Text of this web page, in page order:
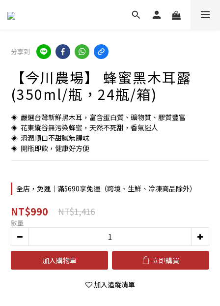
分享到
【今川農場】 蜂蜜黑木耳露
(350ml/瓶，24瓶/箱)
◈  嚴選台灣新鮮黑木耳，富含蛋白質、礦物質、膠質豐富
◈  花東縱谷無污染蜂蜜，天然不死甜，香氣迷人
◈  滑潤順口不甜膩無腥味
◈  開瓶即飲，健康好方便
全店，免運｜滿$690享免運（跨境、生鮮、冷凍商品除外）
NT$990 NT$1,416
數量
加入購物車 立即購買
加入追蹤清單